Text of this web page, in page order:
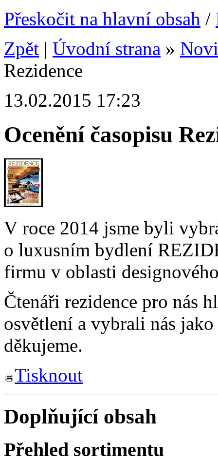
Přeskočit na hlavní obsah /
Zpět | Úvodní strana »
Rezidence
13.02.2015 17:23
Ocenění časopisu
V roce 2014 jsme byli
o luxusním bydlení
firmu v oblasti
Čtenáři rezidence pro nás
osvětlení a vybrali nás
děkujeme.
Tisknout
Doplňující obsah
Přehled sortimentu